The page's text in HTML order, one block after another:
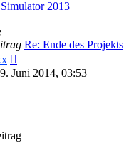
2013
Re: Ende des Projekts
Beitrag
Juni 2014, 03:53